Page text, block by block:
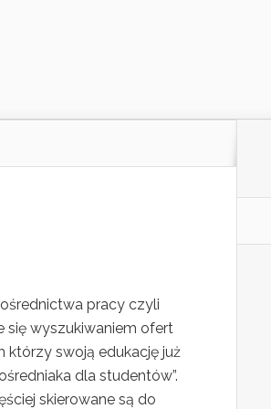
pracy czyli
się wyszukiwaniem ofert
którzy swoją edukację już
dla studentów”.
skierowane są do